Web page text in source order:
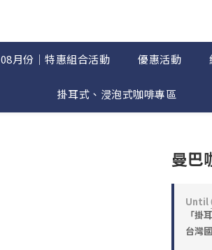
08月份｜特惠組合活動 優惠活動
掛耳式、浸泡式咖啡專區
曼巴
Until
「掛
台灣